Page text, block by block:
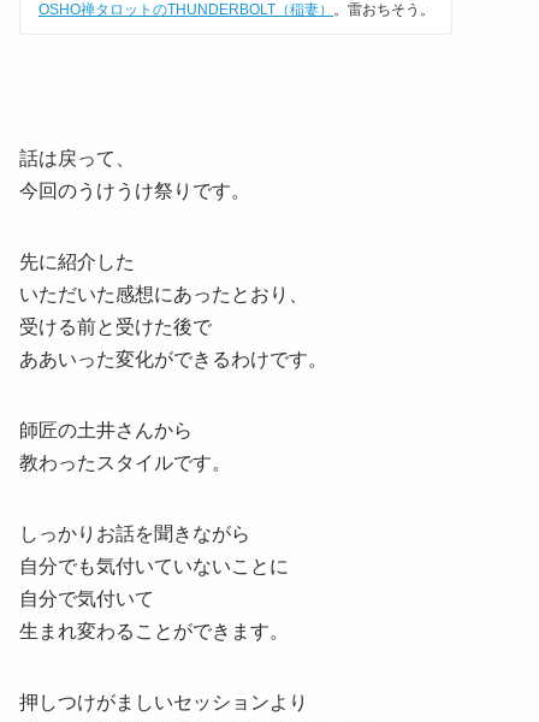
OSHO禅タロットのTHUNDERBOLT（稲妻） 。雷おちそう。
話は戻って、
今回のうけうけ祭りです。
先に紹介した
いただいた感想にあったとおり、
受ける前と受けた後で
ああいった変化ができるわけです。
師匠の土井さんから
教わったスタイルです。
しっかりお話を聞きながら
自分でも気付いていないことに
自分で気付いて
生まれ変わることができます。
押しつけがましいセッションより